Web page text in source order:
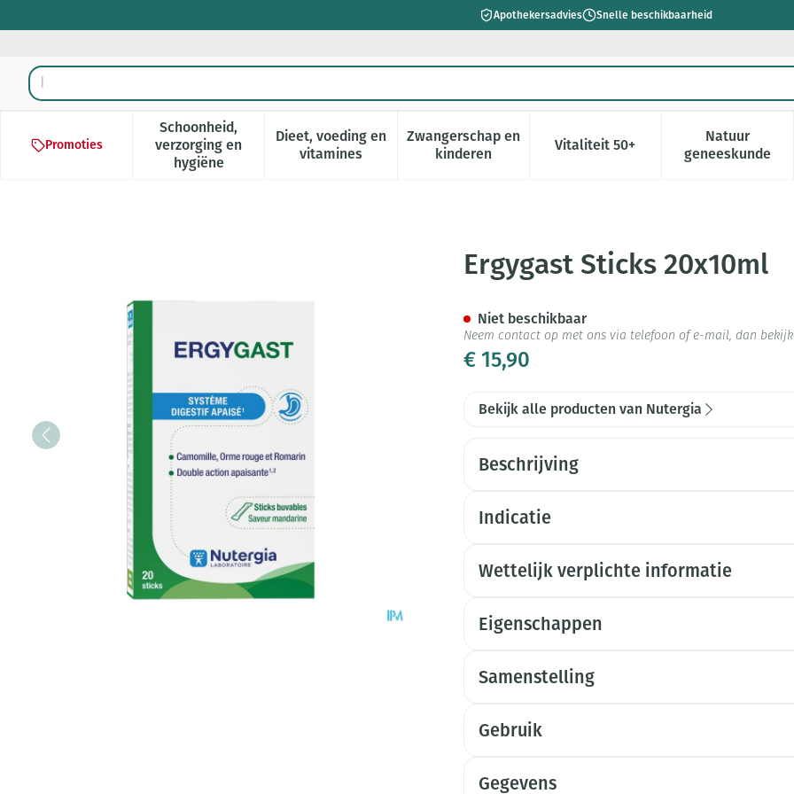
Apothekersadvies Snelle beschikbaarheid
Product, merk, categorie...
Promoties
Schoonheid,
verzorging en
hygiëne
Toon submenu voor Schoonheid, verzorging en hygiëne categorie
Dieet, voeding en
vitaminesToon submenu voor Dieet, voeding en vitamines categorie
Zwangerschap en
kinderenToon submenu voor Zwangerschap en kinderen
Vitaliteit 50+Toon submenu voor Vitaliteit
Natuur
geneeskunde
Toon
Ergygast Sticks 20x10ml
€ 15,90
Niet beschikbaar
Neem contact op met ons via telefoon of e-mail, dan
Bekijk alle producten van Nutergia
Beschrijving
Indicatie
Wettelijk verplichte informatie
Eigenschappen
Samenstelling
Gebruik
Gegevens